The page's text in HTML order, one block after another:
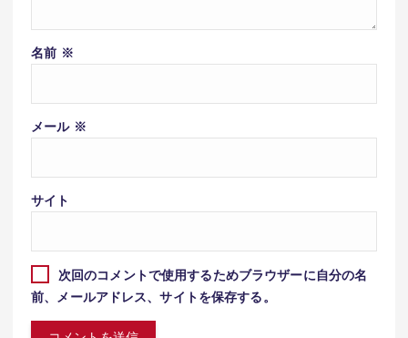
名前 ※
メール ※
サイト
次回のコメントで使用するためブラウザーに自分の名
前、メールアドレス、サイトを保存する。